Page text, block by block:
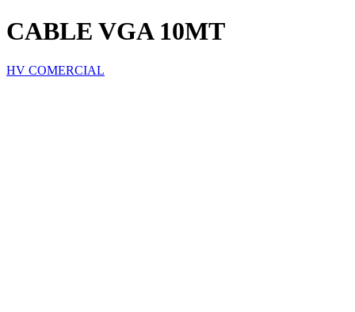
CABLE VGA 10MT
HV COMERCIAL